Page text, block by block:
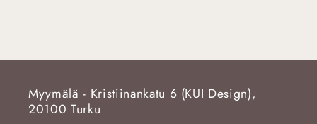
Myymälä - Kristiinankatu 6 (KUI Design),
20100 Turku